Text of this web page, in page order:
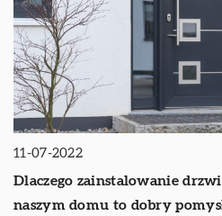
11-07-2022
Dlaczego zainstalowanie
naszym domu to dobry